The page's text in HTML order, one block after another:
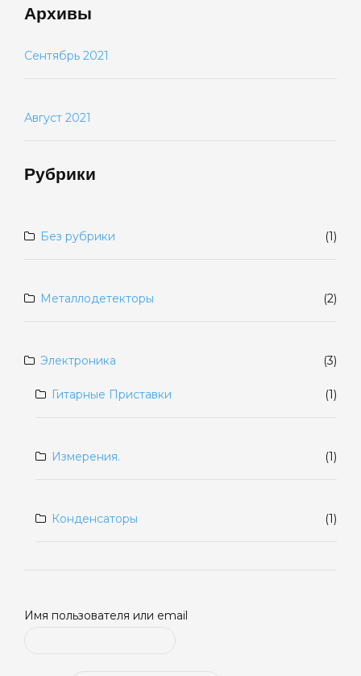
Архивы
Сентябрь 2021
Август 2021
Рубрики
Без рубрики (1)
Металлодетекторы (2)
Электроника (3)
Гитарные Приставки (1)
Измерения. (1)
Конденсаторы (1)
Имя пользователя или email